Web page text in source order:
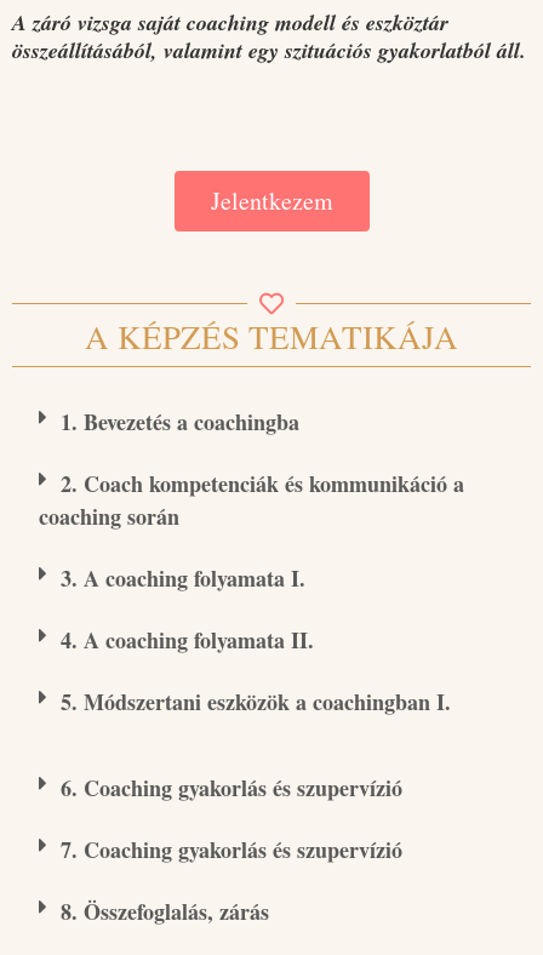
A záró vizsga saját coaching modell és eszköztár
összeállításából, valamint egy szituációs gyakorlatból áll.
Jelentkezem
A KÉPZÉS TEMATIKÁJA
1. Bevezetés a coachingba
2. Coach kompetenciák és kommunikáció a
coaching során
3. A coaching folyamata I.
4. A coaching folyamata II.
5. Módszertani eszközök a coachingban I.
6. Coaching gyakorlás és szupervízió
7. Coaching gyakorlás és szupervízió
8. Összefoglalás, zárás